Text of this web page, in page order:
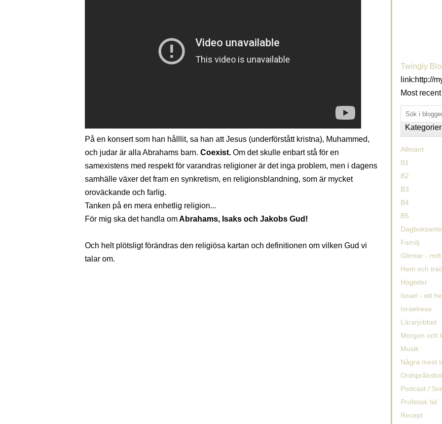
På en konsert som han hålllit, sa han att Jesus (underförstått kristna), Muhammed,
och judar är alla Abrahams barn. Coexist. Om det skulle enbart stå för en
samexistens med respekt för varandras religioner är det inga problem, men i dagens
samhälle växer det fram en synkretism, en religionsblandning, som är mycket
oroväckande och farlig.
Tanken på en mera enhetlig religion...
För mig ska det handla omAbrahams, Isaks och Jakobs Gud!
Och helt plötsligt förändras den religiösa kartan och definitionen om vilken Gud vi
talar om.
Twingly
link:http://
Most
Kategorier
Allmänt
B1
B2
B3
B4
B5
Familj
Glimtar -
Hem och
Högtider
Israel - ett
Israelresa
Lärarjobbet
Morgon och
Musik
Några mest
Podcast /
Profetisk tid
Recept